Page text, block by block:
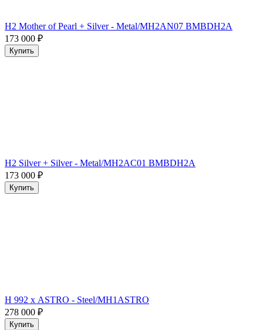
H2 Mother of Pearl + Silver - Metal/MH2AN07 BMBDH2A
173 000 ₽
Купить
H2 Silver + Silver - Metal/MH2AC01 BMBDH2A
173 000 ₽
Купить
H 992 х ASTRO - Steel/MH1ASTRO
278 000 ₽
Купить